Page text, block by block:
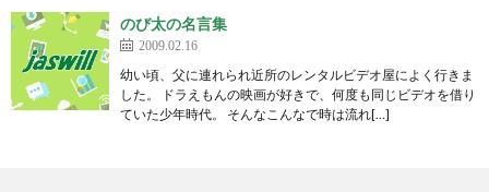
のび太の名言集
2009.02.16
幼い頃、父に連れられ近所のレンタルビデオ屋によく行きま
した。 ドラえもんの映画が好きで、何度も同じビデオを借り
ていた少年時代。 そんなこんなで時は流れ[…]